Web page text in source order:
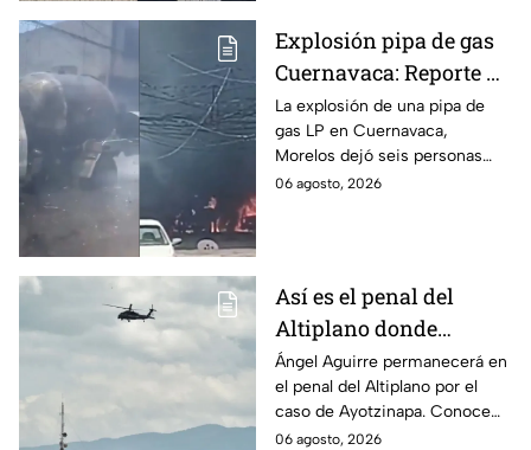
Explosión pipa de gas
Cuernavaca: Reporte de
víctimas tras estallido
en Morelos
La explosión de una pipa de
gas LP en Cuernavaca,
Morelos dejó seis personas
hospitalizadas. IMSS informó
06 agosto, 2026
Así es el penal del
Altiplano donde
permanecerá Ángel
Aguirre por caso
Ayotzinapa
Ángel Aguirre permanecerá en
el penal del Altiplano por el
caso de Ayotzinapa. Conoce
dónde está, cómo es esta
06 agosto, 2026